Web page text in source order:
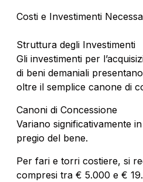
Costi e Investimenti
Struttura degli Investimenti
Gli investimenti per
di beni demaniali
oltre il semplice canone di
Canoni di Concessione
Variano significativamente
pregio del bene.
Per fari e torri costiere, si
compresi tra € 5.000 e €